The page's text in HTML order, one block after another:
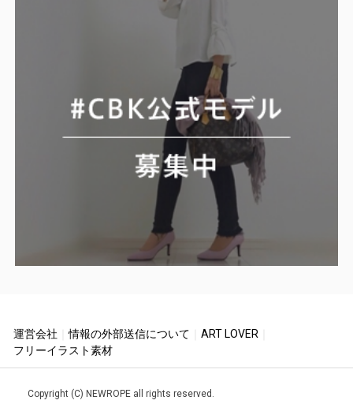
運営会社 ｜情報の外部送信について ART LOVER
フリーイラスト素材
Copyright (C) NEWROPE all rights reserved.